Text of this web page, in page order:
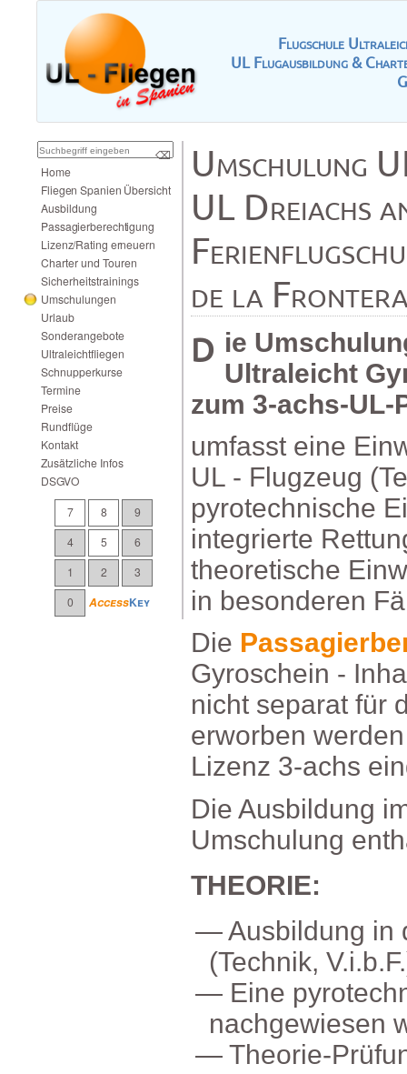
⌫
Home
FliegenSpanienÜbersicht
Ausbildung
Passagierberechtigung
Lizenz/Ratingerneuern
CharterundTouren
Sicherheitstrainings
Umschulungen
Urlaub
Sonderangebote
Ultraleichtfliegen
Schnupperkurse
Termine
Preise
Rundflüge
Kontakt
ZusätzlicheInfos
DSGVO
7
8
9
4
5
6
1
2
3
0
AccessKey
DieUmschulungvom
zum3-achs-UL-
UL-
Die
Gyroschein-
Lizenz3-
THEORIE:
Theorie-